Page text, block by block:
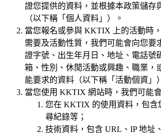
證您提供的資料，並根據本政策儲存
（以下稱「個人資料」）。
當您報名或參與 KKTIX 上的活動時
需要及活動性質，我們可能會向您要
證字號、出生年月日、地址、電話號
箱、性別、休閒活動或興趣、職業，
能要求的資料（以下稱「活動個資」
當您使用 KKTIX 網站時，我們可能
您在 KKTIX 的使用資料，包含
尋紀錄等；
技術資料，包含 URL、IP 地址